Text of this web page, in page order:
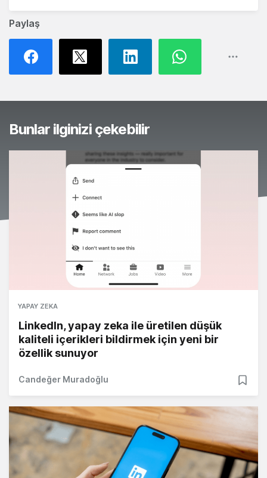
Paylaş
Bunlar ilginizi çekebilir
YAPAY ZEKA
LinkedIn, yapay zeka ile üretilen düşük
kaliteli içerikleri bildirmek için yeni bir
özellik sunuyor
Candeğer Muradoğlu